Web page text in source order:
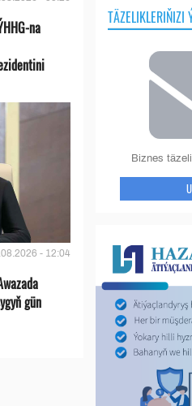
na
- 12:04
gün
TÄZELIKLERIŇIZI
Biznes